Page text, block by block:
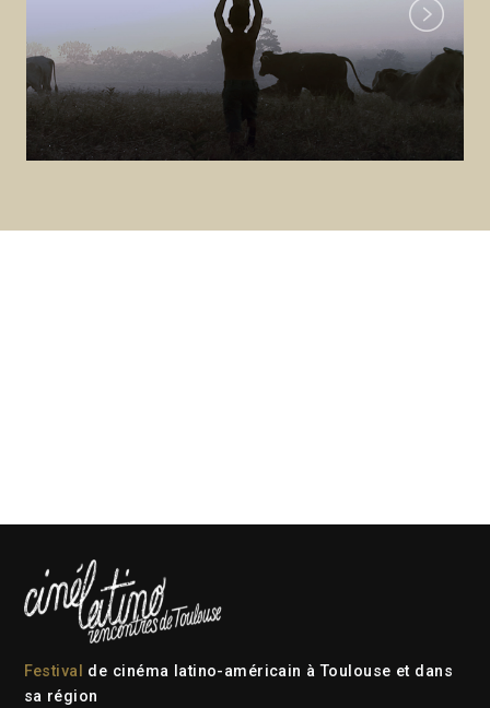
Next
Festival
de cinéma latino-américain à Toulouse et dans
sa région